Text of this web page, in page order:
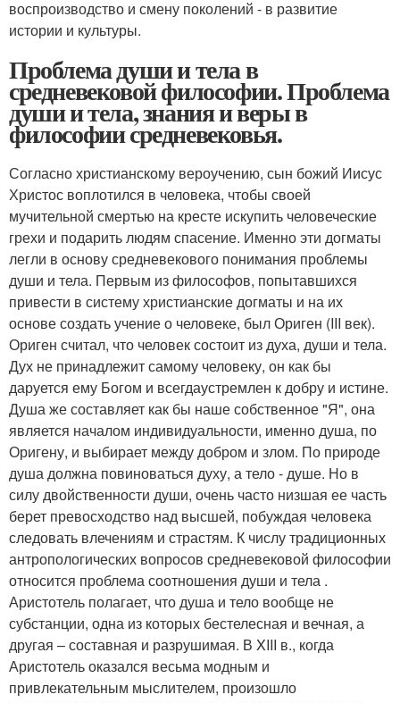
воспроизводство и смену поколений - в развитие
истории и культуры.
Проблема души и тела в
средневековой философии. Проблема
души и тела, знания и веры в
философии средневековья.
Согласно христианскому вероучению, сын божий Иисус
Христос воплотился в человека, чтобы своей
мучительной смертью на кресте искупить человеческие
грехи и подарить людям спасение. Именно эти догматы
легли в основу средневекового понимания проблемы
души и тела. Первым из философов, попытавшихся
привести в систему христианские догматы и на их
основе создать учение о человеке, был Ориген (III век).
Ориген считал, что человек состоит из духа, души и тела.
Дух не принадлежит самому человеку, он как бы
даруется ему Богом и всегдаустремлен к добру и истине.
Душа же составляет как бы наше собственное "Я", она
является началом индивидуальности, именно душа, по
Оригену, и выбирает между добром и злом. По природе
душа должна повиноваться духу, а тело - душе. Но в
силу двойственности души, очень часто низшая ее часть
берет превосходство над высшей, побуждая человека
следовать влечениям и страстям. К числу традиционных
антропологических вопросов средневековой философии
относится проблема соотношения души и тела .
Аристотель полагает, что душа и тело вообще не
субстанции, одна из которых бестелесная и вечная, а
другая – составная и разрушимая. В XIII в., когда
Аристотель оказался весьма модным и
привлекательным мыслителем, произошло